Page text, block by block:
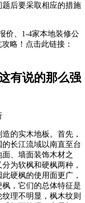
后要采取相应的措施
价、1-4家本地装修公
略！点击此链接：
有说的那么强
的实木地板。首先，
长江流域以南直至台
、墙面装饰木材之
为软枫和硬枫两种，
硬枫的使用面更广，
，它们的总体特征是
理不明显，枫木纹则